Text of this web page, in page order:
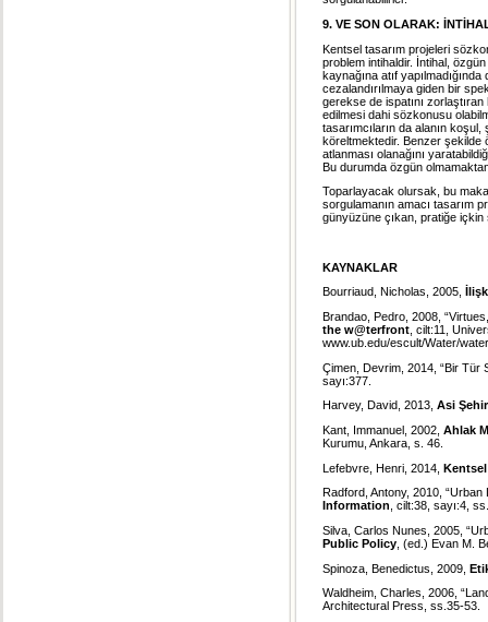
9. VE SON OLARAK:
Kentsel tasarım projeleri
problem intihaldir. İntihal,
kaynağına atıf
cezalandırılmaya giden bir
gerekse de ispatını
edilmesi dahi sözkonusu
tasarımcıların da alanın
köreltmektedir. Benzer şekilde
atlanması olanağını
Bu durumda özgün
Toparlayacak olursak, bu
sorgulamanın amacı tasarım
günyüzüne çıkan, pratiğe
KAYNAKLAR
Bourriaud, Nicholas, 2005,
Brandao, Pedro, 2008,
the w@terfront , cilt:11,
www.ub.edu/escult/Water/
Çimen, Devrim, 2014, “Bir Tür
sayı:377.
Harvey, David, 2013, Asi
Kant, Immanuel, 2002, Ahlak
Kurumu, Ankara, s. 46.
Lefebvre, Henri, 2014,
Radford, Antony, 2010,
Information , cilt:38, sayı:4,
Silva, Carlos Nunes, 2005,
Public Policy , (ed.) Evan M.
Spinoza, Benedictus, 2009,
Waldheim, Charles, 2006,
Architectural Press, ss.35-53.